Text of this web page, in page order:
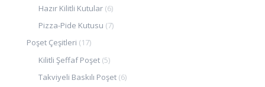
Hazır Kilitli Kutular (6)
Pizza-Pide Kutusu (7)
Poşet Çeşitleri (17)
Kilitli Şeffaf Poşet (5)
Takviyeli Baskılı Poşet (6)